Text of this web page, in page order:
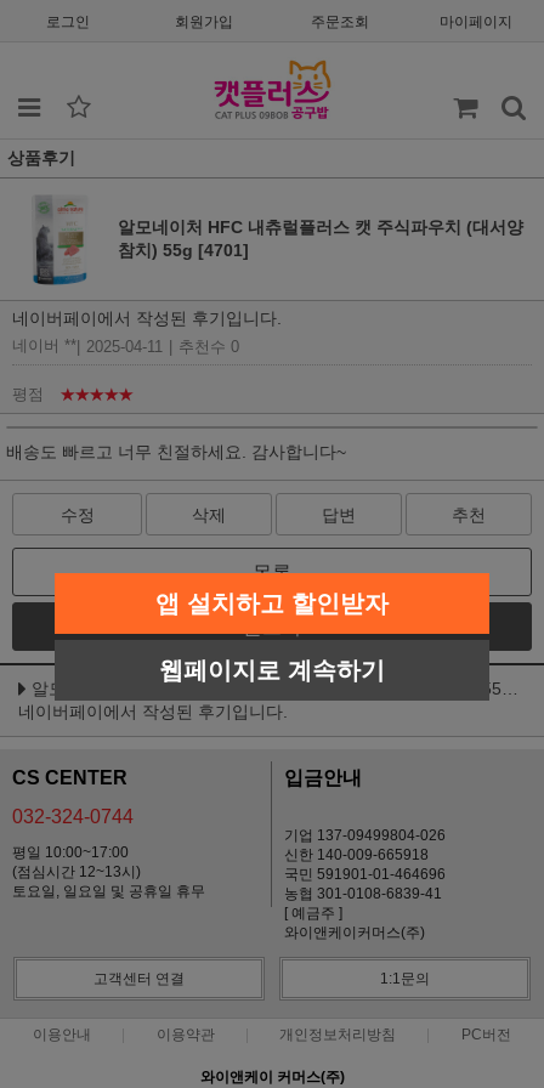
로그인 회원가입 주문조회 마이페이지
상품후기
알모네이처 HFC 내츄럴플러스 캣 주식파우치 (대서양
참치) 55g [4701]
네이버페이에서 작성된 후기입니다.
네이버 ** 2025-04-11 추천수 0
평점 ★★★★★
배송도 빠르고 너무 친절하세요. 감사합니다~
수정 삭제 답변 추천
목록
알모네이처 HFC 내츄럴플러스 캣 주식파우치 (대서양참치) 55g [4701]
네이버페이에서 작성된 후기입니다.
CS CENTER
032-324-0744
평일 10:00~17:00
(점심시간 12~13시)
토요일, 일요일 및 공휴일 휴무
입금안내
기업 137-09499804-026
신한 140-009-665918
국민 591901-01-464696
농협 301-0108-6839-41
[ 예금주 ]
와이앤케이커머스(주)
고객센터 연결 1:1문의
이용안내 이용약관 개인정보처리방침 PC버전
와이앤케이 커머스(주)
앱 설치하고 할인받자
웹페이지로 계속하기